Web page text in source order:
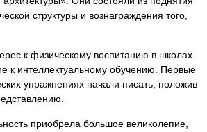
структуры и вознаграждения того,
к физическому воспитанию в школах
к интеллектуальному обучению. Первые
упражнениях начали писать, положив
приобрела большое великолепие,